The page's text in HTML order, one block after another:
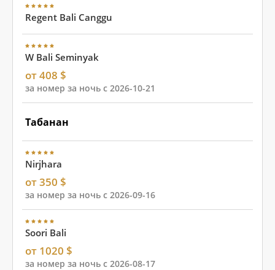
Regent Bali Canggu
W Bali Seminyak
от 408 $
за номер за ночь с 2026-10-21
Табанан
Nirjhara
от 350 $
за номер за ночь с 2026-09-16
Soori Bali
от 1020 $
за номер за ночь с 2026-08-17